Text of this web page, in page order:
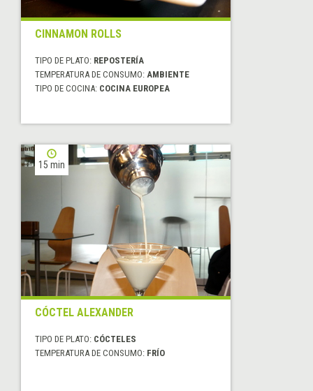
CINNAMON ROLLS
TIPO DE PLATO: REPOSTERÍA
TEMPERATURA DE CONSUMO: AMBIENTE
TIPO DE COCINA: COCINA EUROPEA
15 min
CÓCTEL ALEXANDER
TIPO DE PLATO: CÓCTELES
TEMPERATURA DE CONSUMO: FRÍO